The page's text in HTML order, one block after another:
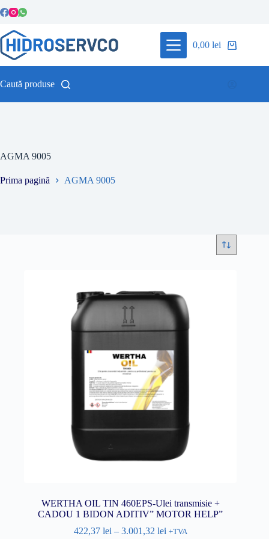
la
Coș
0,00lei
Caută produse
AGMA 9005
Prima pagină AGMA 9005
WERTHA OIL TIN 460EPS-Ulei transmisie +
CADOU 1 BIDON ADITIV” MOTOR HELP”
422,37 lei – 3.001,32 lei +TVA